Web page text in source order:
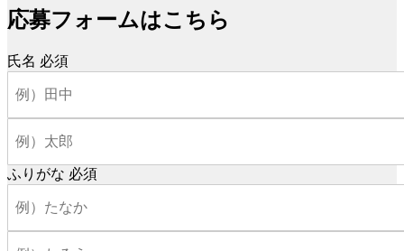
応募フォームはこちら
氏名 必須
ふりがな 必須